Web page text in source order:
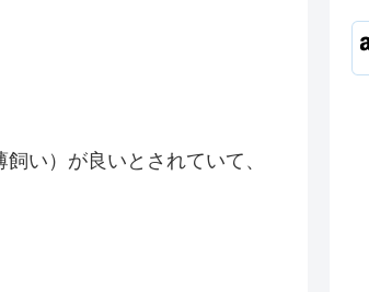
い）が良いとされていて、